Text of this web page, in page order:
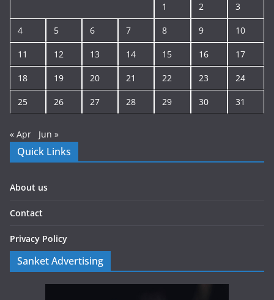
1 2 3
4 5 6 7 8 9 10
11 12 13 14 15 16 17
18 19 20 21 22 23 24
25 26 27 28 29 30 31
« Apr Jun »
Quick Links
About us
Contact
Privacy Policy
Sanket Advertising